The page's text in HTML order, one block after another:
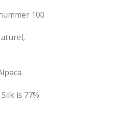
100
is 77%